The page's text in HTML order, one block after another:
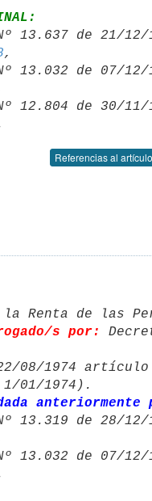
,
Referencias al artículo
la Renta de las
s por:
08/1974 artículo
anteriormente